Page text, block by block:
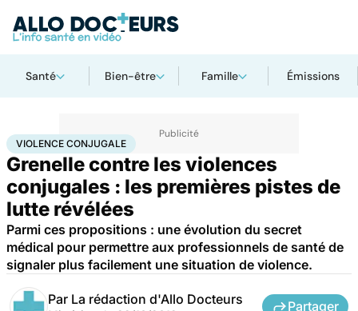
Santé Bien-être Famille Émissions
AccueilSantéViolence conjugale
VIOLENCE CONJUGALE
Grenelle contre les violences
conjugales : les premières pistes de
lutte révélées
Parmi ces propositions : une évolution du secret
médical pour permettre aux professionnels de santé de
signaler plus facilement une situation de violence.
Par La rédaction d'Allo Docteurs Partager